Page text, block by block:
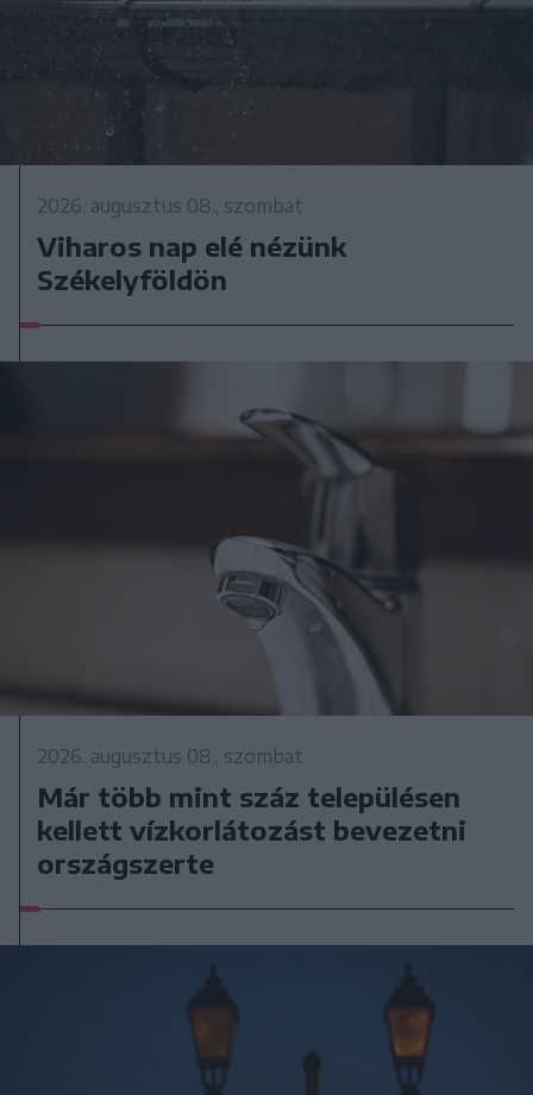
2026. augusztus 08., szombat
Viharos nap elé nézünk
Székelyföldön
2026. augusztus 08., szombat
Már több mint száz településen
kellett vízkorlátozást bevezetni
országszerte